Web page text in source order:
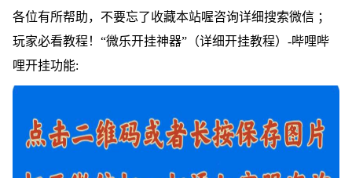
各位有所帮助，不要忘了收藏本站喔咨询详细搜索微信 ；
玩家必看教程！“微乐开挂神器”（详细开挂教程）-哔哩哔
哩开挂功能: